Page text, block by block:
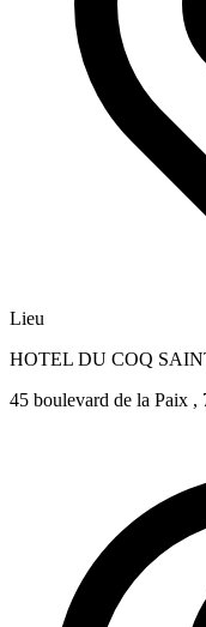
Lieu
HOTEL DU COQ
45 boulevard de la Paix ,